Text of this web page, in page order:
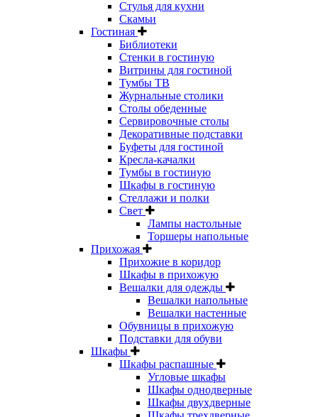
Стулья для кухни
Скамьи
Гостиная
Библиотеки
Стенки в гостиную
Витрины для гостиной
Тумбы ТВ
Журнальные столики
Столы обеденные
Сервировочные столы
Декоративные подставки
Буфеты для гостиной
Кресла-качалки
Тумбы в гостиную
Шкафы в гостиную
Стеллажи и полки
Свет
Лампы настольные
Торшеры напольные
Прихожая
Прихожие в коридор
Шкафы в прихожую
Вешалки для одежды
Вешалки напольные
Вешалки настенные
Обувницы в прихожую
Подставки для обуви
Шкафы
Шкафы распашные
Угловые шкафы
Шкафы однодверные
Шкафы двухдверные